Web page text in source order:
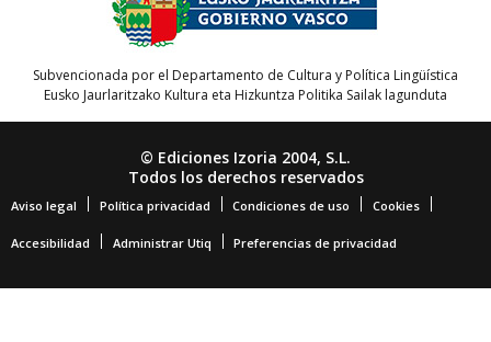
Subvencionada por el Departamento de Cultura y Política Lingüística
Eusko Jaurlaritzako Kultura eta Hizkuntza Politika Sailak lagunduta
© Ediciones Izoria 2004, S.L.
Todos los derechos reservados
Aviso legal Política privacidad Condiciones de uso Cookies
Accesibilidad Administrar Utiq Preferencias de privacidad